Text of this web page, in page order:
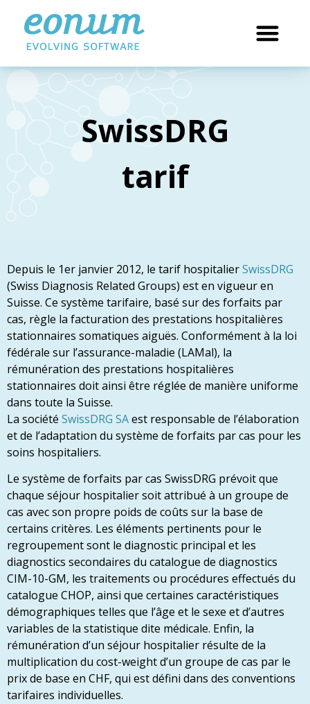
SwissDRG
tarif
Depuis le 1er janvier 2012, le tarif hospitalierSwissDRG
(Swiss Diagnosis Related Groups) est en vigueur en
Suisse. Ce système tarifaire, basé sur des forfaits par
cas, règle la facturation des prestations hospitalières
stationnaires somatiques aiguës. Conformément à la loi
fédérale sur l’assurance-maladie (LAMal), la
rémunération des prestations hospitalières
stationnaires doit ainsi être réglée de manière uniforme
dans toute la Suisse.
La société SwissDRG SAest responsable de l’élaboration
et de l’adaptation du système de forfaits par cas pour les
soins hospitaliers.
Le système de forfaits par cas SwissDRG prévoit que
chaque séjour hospitalier soit attribué à un groupe de
cas avec son propre poids de coûts sur la base de
certains critères. Les éléments pertinents pour le
regroupement sont le diagnostic principal et les
diagnostics secondaires du catalogue de diagnostics
CIM-10-GM, les traitements ou procédures effectués du
catalogue CHOP, ainsi que certaines caractéristiques
démographiques telles que l’âge et le sexe et d’autres
variables de la statistique dite médicale. Enfin, la
rémunération d’un séjour hospitalier résulte de la
multiplication du cost-weight d’un groupe de cas par le
prix de base en CHF, qui est défini dans des conventions
tarifaires individuelles.